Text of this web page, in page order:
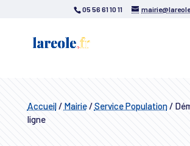
05 56 61 10 11
Accueil/ Mairie/Service Population/
ligne